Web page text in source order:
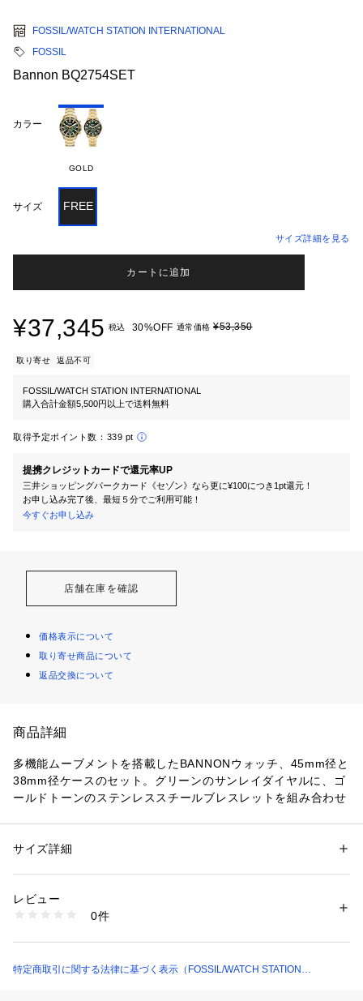
FOSSIL/WATCH STATION INTERNATIONAL
FOSSIL
Bannon BQ2754SET
カラー
GOLD
サイズ FREE
サイズ詳細を見る
カートに追加
¥37,345 税込 30%OFF 通常価格 ¥53,350
取り寄せ 返品不可
FOSSIL/WATCH STATION INTERNATIONAL
購入合計金額5,500円以上で送料無料
取得予定ポイント数： 339 pt
提携クレジットカードで還元率UP
三井ショッピングパークカード《セゾン》なら更に¥100につき1pt還元！
お申し込み完了後、最短５分でご利用可能！
今すぐお申し込み
店舗在庫を確認
価格表示について
取り寄せ商品について
返品交換について
商品詳細
多機能ムーブメントを搭載したBANNONウォッチ、45mm径と
38mm径ケースのセット。グリーンのサンレイダイヤルに、ゴ
ールドトーンのステンレススチールブレスレットを組み合わせ
防水： 5 ATM 保証：2年間
ケース径45mm、バンド幅22mm、ミネラルクリスタル、クォ
性別：メンズ
素材：ステンレススチール/ステンレススチール
商品番号：
BQ2754SET （ショップ）
サイズ詳細
レビュー
0件
特定商取引に関する法律に基づく表示（FOSSIL/WATCH STATION